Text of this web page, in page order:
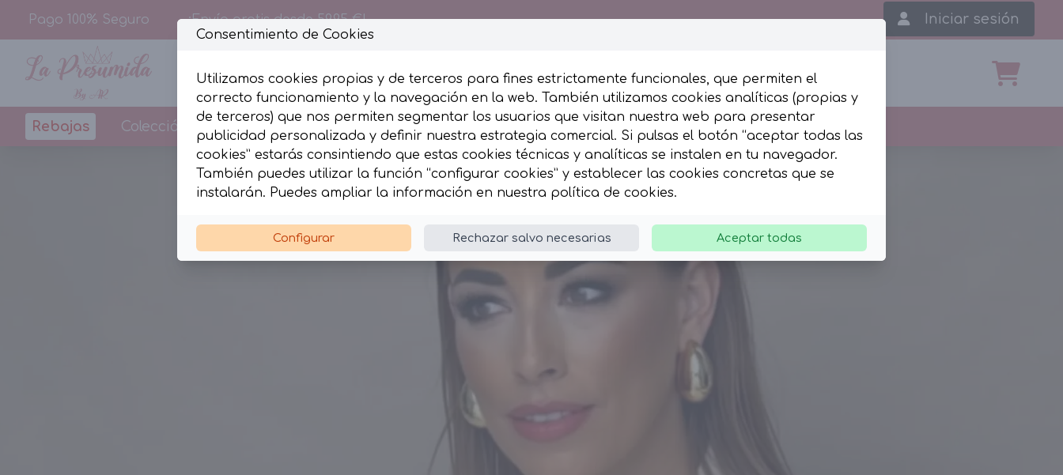
Pago 100% Seguro ¡Envío gratis desde 59,95 €! Iniciar sesión
Rebajas Colección Diseños By La Presumida Complementos
Consentimiento de Cookies
Utilizamos cookies propias y de terceros para fines estrictamente funcionales, que permiten el
correcto funcionamiento y la navegación en la web. También utilizamos cookies analíticas (propias y
de terceros) que nos permiten segmentar los usuarios que visitan nuestra web para presentar
publicidad personalizada y definir nuestra estrategia comercial. Si pulsas el botón “aceptar todas las
cookies” estarás consintiendo que estas cookies técnicas y analíticas se instalen en tu navegador.
También puedes utilizar la función “configurar cookies” y establecer las cookies concretas que se
instalarán. Puedes ampliar la información en nuestra política de cookies.
Configurar Rechazar salvo necesarias Aceptar todas